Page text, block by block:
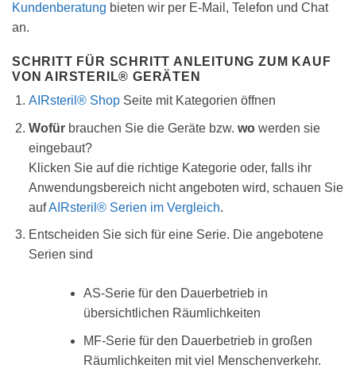
Kundenberatung bieten wir per E-Mail, Telefon und Chat
an.
SCHRITT FÜR SCHRITT ANLEITUNG ZUM KAUF
VON AIRSTERIL® GERÄTEN
AIRsteril® ShopSeite mit Kategorien öffnen
Wofürbrauchen Sie die Geräte bzw. wowerden sie
eingebaut?
Klicken Sie auf die richtige Kategorie oder, falls ihr
Anwendungsbereich nicht angeboten wird, schauen Sie
aufAIRsteril® Serien im Vergleich.
Entscheiden Sie sich für eine Serie. Die angebotene
Serien sind
AS-Serie für den Dauerbetrieb in
übersichtlichen Räumlichkeiten
MF-Serie für den Dauerbetrieb in großen
Räumlichkeiten mit viel Menschenverkehr.